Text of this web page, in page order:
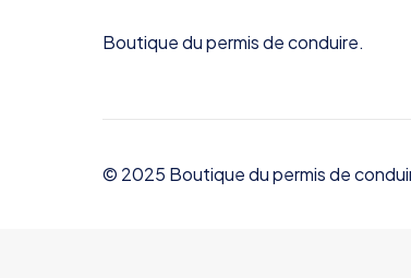
Boutique du permis de conduire.
© 2025 Boutique du permis de